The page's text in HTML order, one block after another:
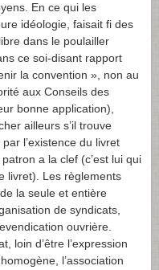
En ce qui les
idéologie, faisait fi des
dans le poulailler
ce soi-disant rapport
la convention », non au
aux Conseils des
bonne application),
ailleurs s’il trouve
l’existence du livret
a la clef (c’est lui qui
livret). Les règlements
la seule et entière
de syndicats,
ouvrière.
loin d’être l’expression
l’association